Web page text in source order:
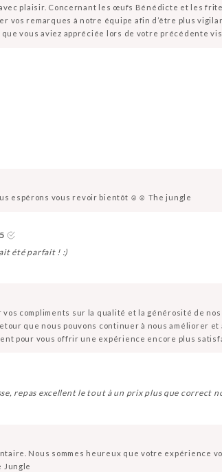
plaisir. Concernant les œufs Bénédicte et les
vos remarques à notre équipe afin d’être plus
vous aviez appréciée lors de votre précédente
espérons vous revoir bientôt ☺️☺️ The jungle
été parfait ! :)
compliments sur la qualité et la générosité de
que nous pouvons continuer à nous améliorer
pour vous offrir une expérience encore plus
repas excellent le tout à un prix plus que correct
Nous sommes heureux que votre expérience
Jungle